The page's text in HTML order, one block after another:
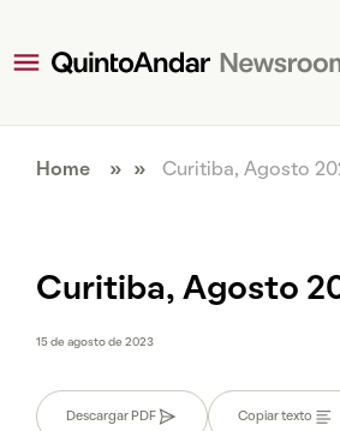
Home » » Curitiba, Agosto
Curitiba, Agosto
15 de agosto de 2023
Descargar PDF Copiar texto